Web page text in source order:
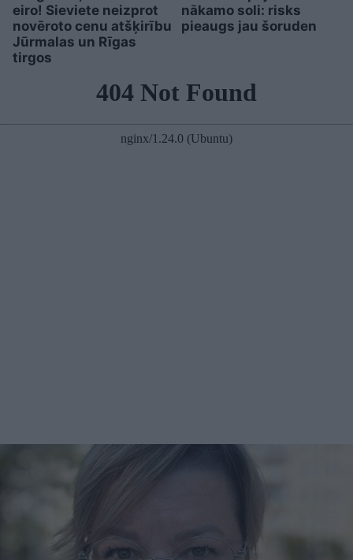
eiro! Sieviete neizprot
novēroto cenu atšķirību
Jūrmalas un Rīgas
tirgos
nākamo soli: risks
pieaugs jau šoruden